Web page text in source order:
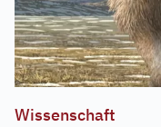
Wissenschaft